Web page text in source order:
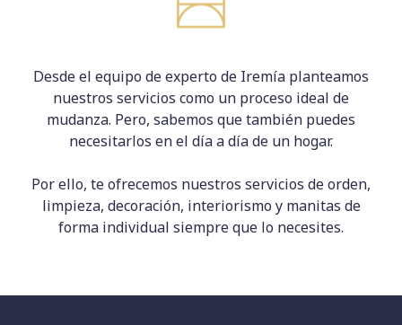
Desde el equipo de experto de Iremía planteamos
nuestros servicios como un proceso ideal de
mudanza. Pero, sabemos que también puedes
necesitarlos en el día a día de un hogar.
Por ello, te ofrecemos nuestros servicios de orden,
limpieza, decoración, interiorismo y manitas de
forma individual siempre que lo necesites.